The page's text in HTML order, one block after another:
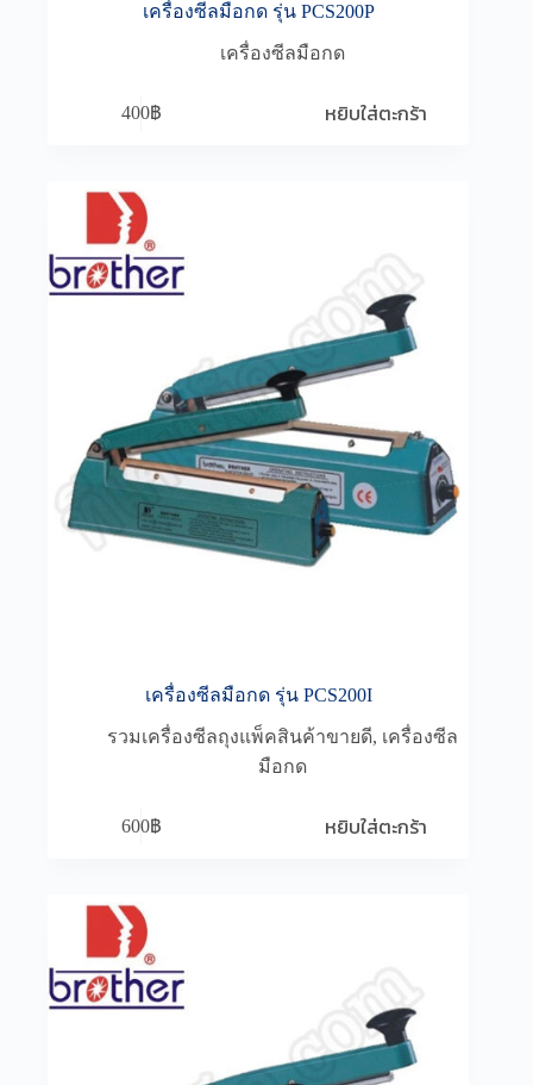
เครื่องซีลมือกด รุ่น PCS200P
เครื่องซีลมือกด
400฿ หยิบใส่ตะกร้า
เครื่องซีลมือกด รุ่น PCS200I
รวมเครื่องซีลถุงแพ็คสินค้าขายดี, เครื่องซีล
มือกด
600฿ หยิบใส่ตะกร้า